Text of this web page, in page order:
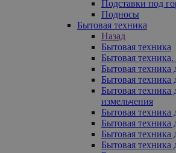
Подставки под
Подносы
Бытовая техника
Назад
Бытовая техника
Бытовая
Бытовая техника
Бытовая техника
Бытовая техника
измельчения
Бытовая техника
Бытовая техника
Бытовая техника
Бытовая техника